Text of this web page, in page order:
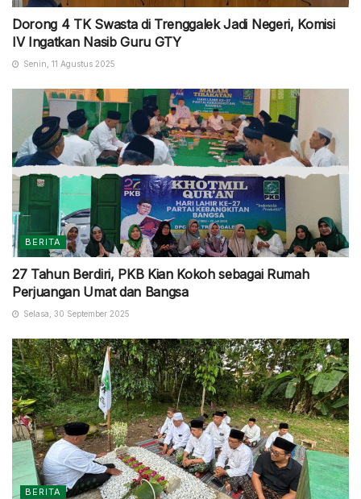
Dorong 4 TK Swasta di Trenggalek Jadi Negeri, Komisi
IV Ingatkan Nasib Guru GTY
Senin, 11 Agustus 2025
BERITA
27 Tahun Berdiri, PKB Kian Kokoh sebagai Rumah
Perjuangan Umat dan Bangsa
Selasa, 30 September 2025
BERITA